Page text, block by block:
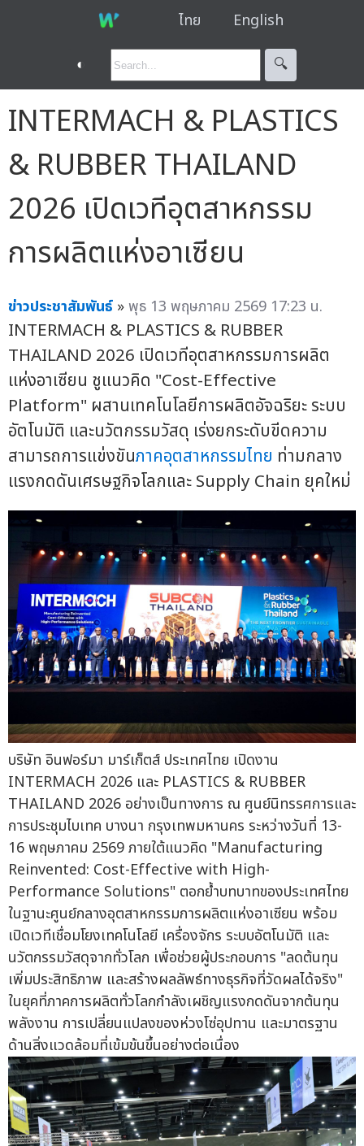
ไทย English
◐ 🔍︎
INTERMACH & PLASTICS
& RUBBER THAILAND
2026 เปิดเวทีอุตสาหกรรม
การผลิตแห่งอาเซียน
ข่าวประชาสัมพันธ์ »พุธ 13 พฤษภาคม 2569 17:23 น.
INTERMACH & PLASTICS & RUBBER
THAILAND 2026 เปิดเวทีอุตสาหกรรมการผลิต
แห่งอาเซียน ชูแนวคิด "Cost-Effective
Platform" ผสานเทคโนโลยีการผลิตอัจฉริยะ ระบบ
อัตโนมัติ และนวัตกรรมวัสดุ เร่งยกระดับขีดความ
สามารถการแข่งขันภาคอุตสาหกรรมไทย ท่ามกลาง
แรงกดดันเศรษฐกิจโลกและ Supply Chain ยุคใหม่
บริษัท อินฟอร์มา มาร์เก็ตส์ ประเทศไทย เปิดงาน
INTERMACH 2026 และ PLASTICS & RUBBER
THAILAND 2026 อย่างเป็นทางการ ณ ศูนย์นิทรรศการและ
การประชุมไบเทค บางนา กรุงเทพมหานคร ระหว่างวันที่ 13-
16 พฤษภาคม 2569 ภายใต้แนวคิด "Manufacturing
Reinvented: Cost-Effective with High-
Performance Solutions" ตอกย้ำบทบาทของประเทศไทย
ในฐานะศูนย์กลางอุตสาหกรรมการผลิตแห่งอาเซียน พร้อม
เปิดเวทีเชื่อมโยงเทคโนโลยี เครื่องจักร ระบบอัตโนมัติ และ
นวัตกรรมวัสดุจากทั่วโลก เพื่อช่วยผู้ประกอบการ "ลดต้นทุน
เพิ่มประสิทธิภาพ และสร้างผลลัพธ์ทางธุรกิจที่วัดผลได้จริง"
ในยุคที่ภาคการผลิตทั่วโลกกำลังเผชิญแรงกดดันจากต้นทุน
พลังงาน การเปลี่ยนแปลงของห่วงโซ่อุปทาน และมาตรฐาน
ด้านสิ่งแวดล้อมที่เข้มข้นขึ้นอย่างต่อเนื่อง